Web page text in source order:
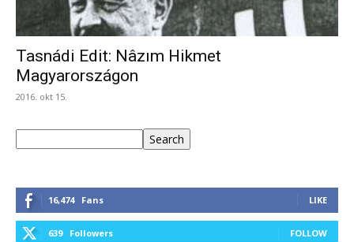
Tasnádi Edit: Nâzım Hikmet
Magyarországon
2016. okt 15.
Search
16,474 Fans LIKE
639 Followers FOLLOW